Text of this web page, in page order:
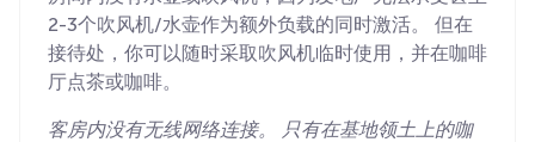
2-3个吹风机/水壶作为额外负载的同时激活。 但在
接待处，你可以随时采取吹风机临时使用，并在咖啡
厅点茶或咖啡。
客房内没有无线网络连接。 只有在基地领土上的咖